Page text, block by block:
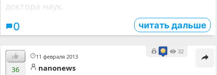
доктора наук.
0 читать дальше
11 февраля 2013
32
36 nanonews